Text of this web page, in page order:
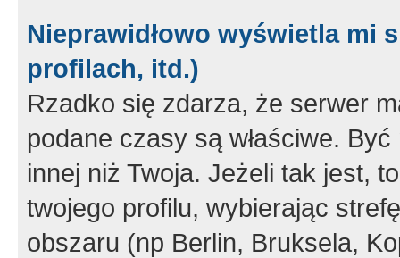
Nieprawidłowo wyświetla mi
profilach, itd.)
Rzadko się zdarza, że serwer
podane czasy są właściwe.
innej niż Twoja. Jeżeli tak jest,
twojego profilu, wybierając
obszaru (np Berlin, Bruksela,